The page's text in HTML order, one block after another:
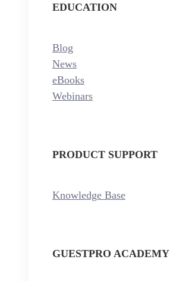
EDUCATION
Blog
News
eBooks
Webinars
PRODUCT SUPPORT
Knowledge Base
GUESTPRO ACADEMY